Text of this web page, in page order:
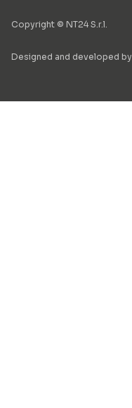
Copyright © NT24 S.r.l.
Designed and developed by